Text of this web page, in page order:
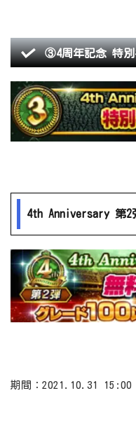
③4周年記念 特別
4th Anniversary 第2
期間：2021.10.31